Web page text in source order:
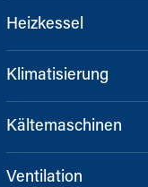
Heizkessel
Klimatisierung
Kältemaschinen
Ventilation